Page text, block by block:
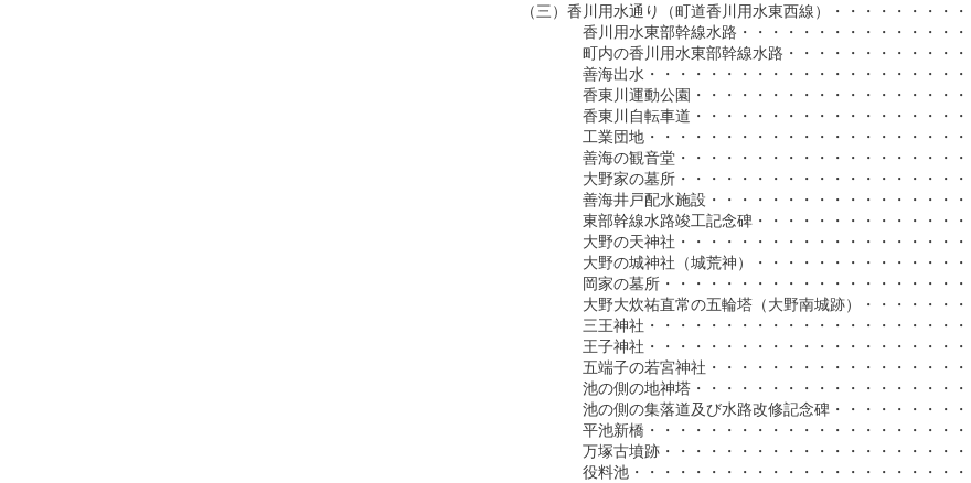
（三）香川用水通り（町道香川用水東西線）・・・・・・・・
香川用水東部幹線水路・・・・・・・・・・・・・・・
町内の香川用水東部幹線水路・・・・・・・・・・・・
善海出水・・・・・・・・・・・・・・・・・・・・・
香東川運動公園・・・・・・・・・・・・・・・・・・
香東川自転車道・・・・・・・・・・・・・・・・・・
工業団地・・・・・・・・・・・・・・・・・・・・・
善海の観音堂・・・・・・・・・・・・・・・・・・・
大野家の墓所・・・・・・・・・・・・・・・・・・・
善海井戸配水施設・・・・・・・・・・・・・・・・・
東部幹線水路竣工記念碑・・・・・・・・・・・・・・
大野の天神社・・・・・・・・・・・・・・・・・・・
大野の城神社（城荒神）・・・・・・・・・・・・・・
岡家の墓所・・・・・・・・・・・・・・・・・・・・
大野大炊祐直常の五輪塔（大野南城跡）・・・・・・・
三王神社・・・・・・・・・・・・・・・・・・・・・
王子神社・・・・・・・・・・・・・・・・・・・・・
五端子の若宮神社・・・・・・・・・・・・・・・・・
池の側の地神塔・・・・・・・・・・・・・・・・・・
池の側の集落道及び水路改修記念碑・・・・・・・・・
平池新橋・・・・・・・・・・・・・・・・・・・・・
万塚古墳跡・・・・・・・・・・・・・・・・・・・・
役料池・・・・・・・・・・・・・・・・・・・・・・